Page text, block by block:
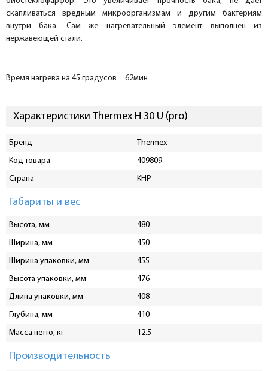
скапливаться вредным микроорганизмам и другим бактериям
внутри бака. Сам же нагревательный элемент выполнен из
нержавеющей стали.
Время нагрева на 45 градусов = 62мин
Характеристики Thermex H 30 U (pro)
Бренд
Thermex
Код товара
409809
Страна
КНР
Габариты и вес
Высота, мм
480
Ширина, мм
450
Ширина упаковки, мм
455
Высота упаковки, мм
476
Длина упаковки, мм
408
Глубина, мм
410
Масса нетто, кг
12.5
Производительность